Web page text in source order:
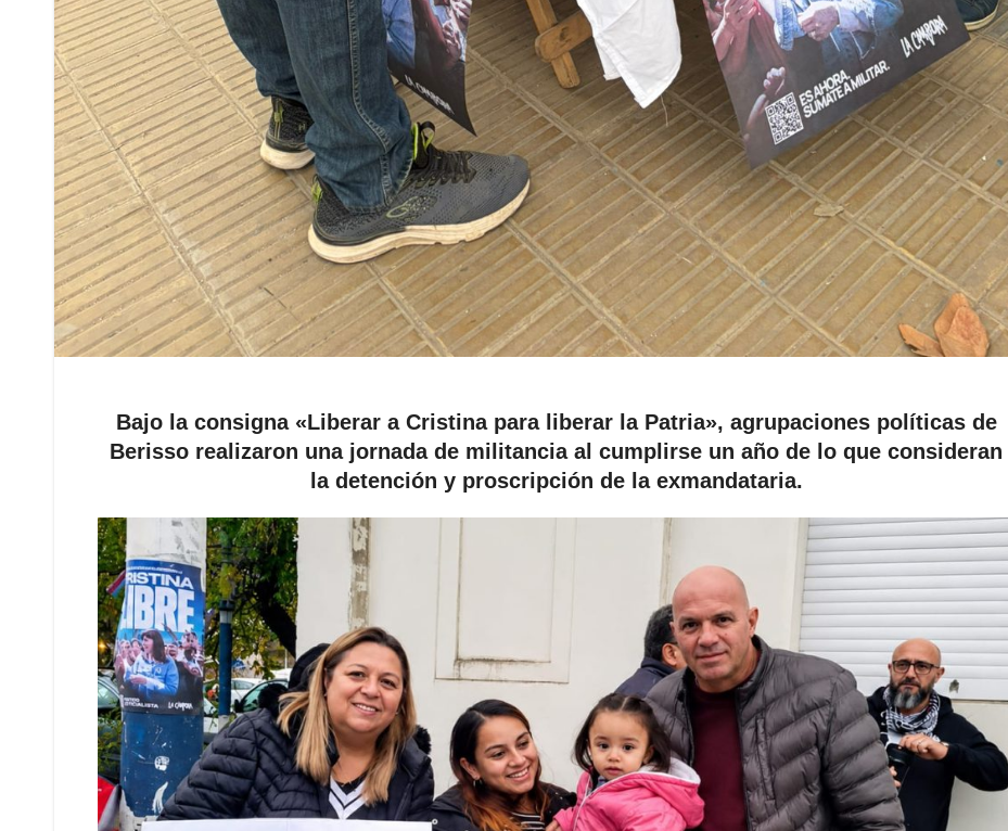
​Bajo la consigna «Liberar a Cristina para liberar la Patria», agrupaciones políticas de
Berisso realizaron una jornada de militancia al cumplirse un año de lo que consideran
la detención y proscripción de la exmandataria.